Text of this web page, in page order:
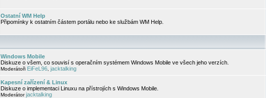
Ostatní WM Help
Připomínky k ostatním částem portálu nebo ke službám WM Help.
Windows Mobile
Diskuze o všem, co souvisí s operačním systémem Windows Mobile ve všech jeho verzích.
Moderátoři EiFeL96 jacktalking
Kapesní zařízení & Linux
Diskuze o implementaci Linuxu na přístrojích s Windows Mobile.
Moderátorjacktalking